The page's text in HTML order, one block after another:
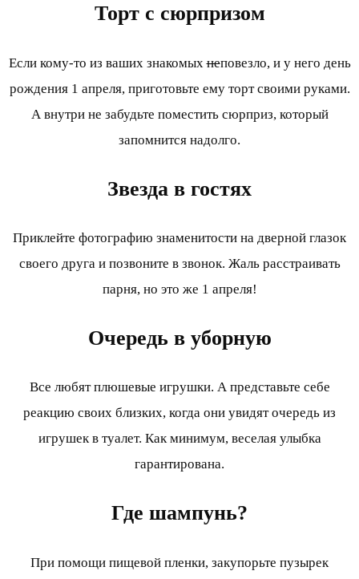
Торт с сюрпризом
Если кому-то из ваших знакомыхнеповезло, и у него день
рождения 1 апреля, приготовьте ему торт своими руками.
А внутри не забудьте поместить сюрприз, который
запомнится надолго.
Звезда в гостях
Приклейте фотографию знаменитости на дверной глазок
своего друга и позвоните в звонок. Жаль расстраивать
парня, но это же 1 апреля!
Очередь в уборную
Все любят плюшевые игрушки. А представьте себе
реакцию своих близких, когда они увидят очередь из
игрушек в туалет. Как минимум, веселая улыбка
гарантирована.
Где шампунь?
При помощи пищевой пленки, закупорьте пузырек